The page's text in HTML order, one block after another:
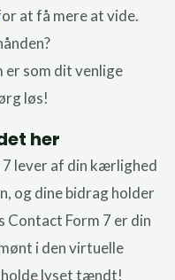
at få mere at vide.
som dit venlige
løs!
her
7 lever af din kærlighed
og dine bidrag holder
Contact Form 7 er din
i den virtuelle
lyset tændt!